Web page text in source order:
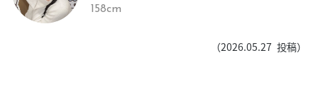
158cm
（2026.05.27 投稿）